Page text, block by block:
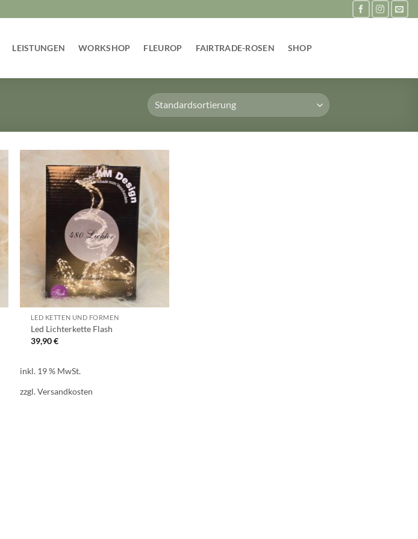
LEISTUNGEN WORKSHOP FLEUROP FAIRTRADE-ROSEN SHOP
LED KETTEN UND FORMEN
Led Lichterkette Flash
39,90€
inkl. 19 % MwSt.
zzgl.Versandkosten